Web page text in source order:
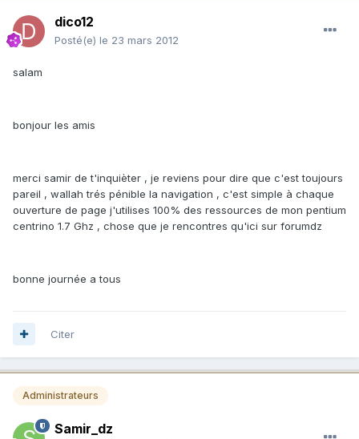
dico12
Posté(e) le 23 mars 2012
salam
bonjour les amis
merci samir de t'inquièter , je reviens pour dire que c'est toujours
pareil , wallah trés pénible la navigation , c'est simple à chaque
ouverture de page j'utilises 100% des ressources de mon pentium
centrino 1.7 Ghz , chose que je rencontres qu'ici sur forumdz
bonne journée a tous
Citer
Administrateurs
Samir_dz